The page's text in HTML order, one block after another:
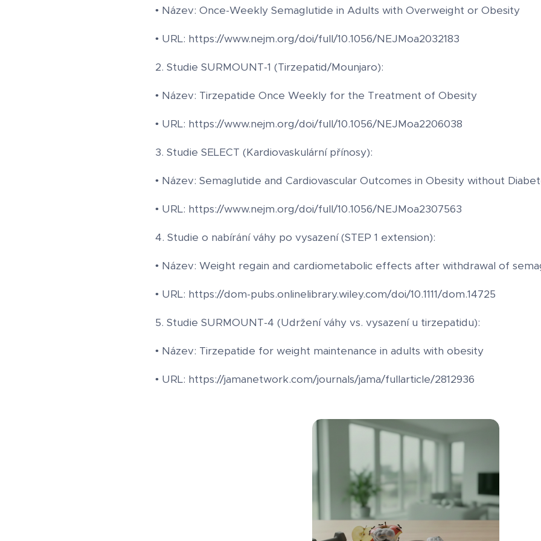
• Název: Once-Weekly Semaglutide in Adults with Overweight or Obesity
• URL: https://www.nejm.org/doi/full/10.1056/NEJMoa2032183
2. Studie SURMOUNT-1 (Tirzepatid/Mounjaro):
• Název: Tirzepatide Once Weekly for the Treatment of Obesity
• URL: https://www.nejm.org/doi/full/10.1056/NEJMoa2206038
3. Studie SELECT (Kardiovaskulární přínosy):
• Název: Semaglutide and Cardiovascular Outcomes in Obesity without
• URL: https://www.nejm.org/doi/full/10.1056/NEJMoa2307563
4. Studie o nabírání váhy po vysazení (STEP 1 extension):
• Název: Weight regain and cardiometabolic effects after withdrawal of
• URL: https://dom-pubs.onlinelibrary.wiley.com/doi/10.1111/dom.14725
5. Studie SURMOUNT-4 (Udržení váhy vs. vysazení u tirzepatidu):
• Název: Tirzepatide for weight maintenance in adults with obesity
• URL: https://jamanetwork.com/journals/jama/fullarticle/2812936